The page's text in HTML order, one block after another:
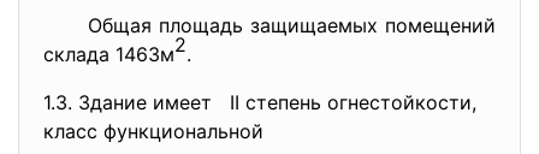
Общая площадь защищаемых помещений
склада 1463м2.
1.3. Здание имеет II степень огнестойкости,
класс функциональной